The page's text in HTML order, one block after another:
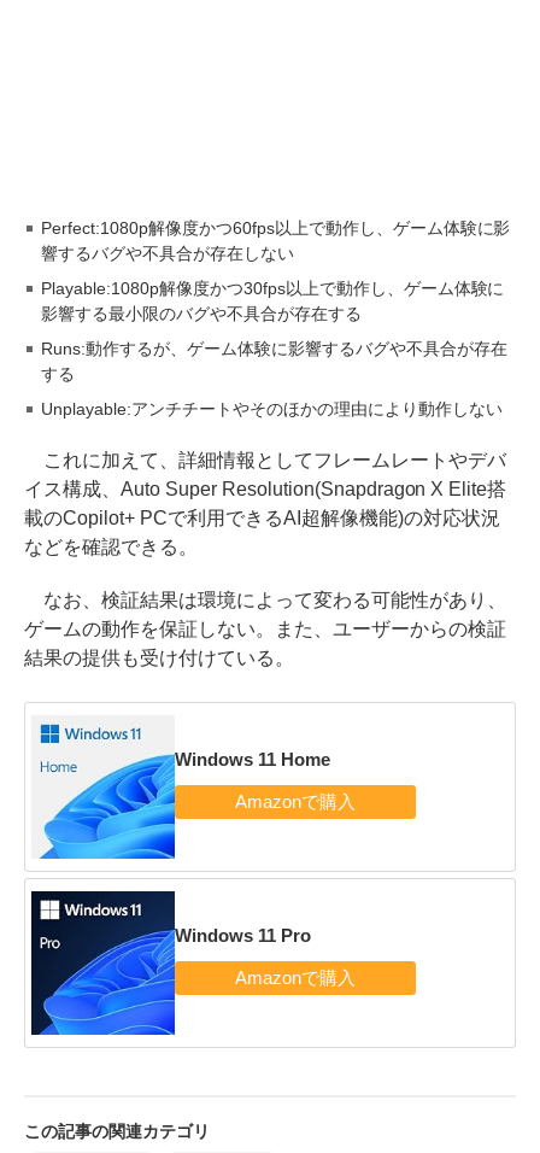
Perfect:1080p解像度かつ60fps以上で動作し、ゲーム体験に影
響するバグや不具合が存在しない
Playable:1080p解像度かつ30fps以上で動作し、ゲーム体験に
影響する最小限のバグや不具合が存在する
Runs:動作するが、ゲーム体験に影響するバグや不具合が存在
する
Unplayable:アンチチートやそのほかの理由により動作しない
これに加えて、詳細情報としてフレームレートやデバ
イス構成、Auto Super Resolution(Snapdragon X Elite搭
載のCopilot+ PCで利用できるAI超解像機能)の対応状況
などを確認できる。
なお、検証結果は環境によって変わる可能性があり、
ゲームの動作を保証しない。また、ユーザーからの検証
結果の提供も受け付けている。
Windows 11 Home
Windows 11 Pro
この記事の関連カテゴリ